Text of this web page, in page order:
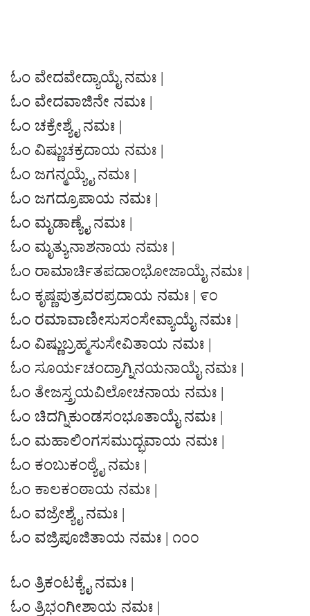
ಓಂ ವೇದವೇದ್ಯಾಯೈ ನಮಃ |
ಓಂ ವೇದವಾಜಿನೇ ನಮಃ |
ಓಂ ಚಕ್ರೇಶ್ಯೈ ನಮಃ |
ಓಂ ವಿಷ್ಣುಚಕ್ರದಾಯ ನಮಃ |
ಓಂ ಜಗನ್ಮಯ್ಯೈ ನಮಃ |
ಓಂ ಜಗದ್ರೂಪಾಯ ನಮಃ |
ಓಂ ಮೃಡಾಣ್ಯೈ ನಮಃ |
ಓಂ ಮೃತ್ಯುನಾಶನಾಯ ನಮಃ |
ಓಂ ರಾಮಾರ್ಚಿತಪದಾಂಭೋಜಾಯೈ ನಮಃ |
ಓಂ ಕೃಷ್ಣಪುತ್ರವರಪ್ರದಾಯ ನಮಃ | ೯೦
ಓಂ ರಮಾವಾಣೀಸುಸಂಸೇವ್ಯಾಯೈ ನಮಃ |
ಓಂ ವಿಷ್ಣುಬ್ರಹ್ಮಸುಸೇವಿತಾಯ ನಮಃ |
ಓಂ ಸೂರ್ಯಚಂದ್ರಾಗ್ನಿನಯನಾಯೈ ನಮಃ |
ಓಂ ತೇಜಸ್ತ್ರಯವಿಲೋಚನಾಯ ನಮಃ |
ಓಂ ಚಿದಗ್ನಿಕುಂಡಸಂಭೂತಾಯೈ ನಮಃ |
ಓಂ ಮಹಾಲಿಂಗಸಮುದ್ಭವಾಯ ನಮಃ |
ಓಂ ಕಂಬುಕಂಠ್ಯೈ ನಮಃ |
ಓಂ ಕಾಲಕಂಠಾಯ ನಮಃ |
ಓಂ ವಜ್ರೇಶ್ಯೈ ನಮಃ |
ಓಂ ವಜ್ರಿಪೂಜಿತಾಯ ನಮಃ | ೧೦೦
ಓಂ ತ್ರಿಕಂಟಕ್ಯೈ ನಮಃ |
ಓಂ ತ್ರಿಭಂಗೀಶಾಯ ನಮಃ |